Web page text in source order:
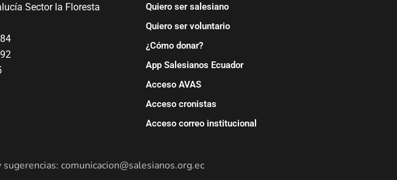
Sector la Floresta
Quiero ser salesiano
Quiero ser voluntario
¿Cómo donar?
App Salesianos Ecuador
Acceso AVAS
Acceso cronistas
Acceso correo institucional
comunicacion@salesianos.org.ec